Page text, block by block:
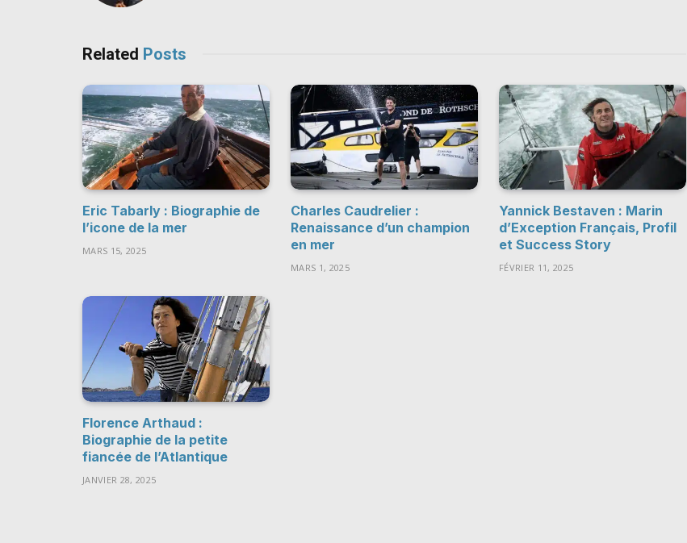
Related Posts
Eric Tabarly : Biographie de
l’icone de la mer
MARS 15, 2025
Charles Caudrelier :
Renaissance d’un champion
en mer
MARS 1, 2025
Yannick Bestaven : Marin
d’Exception Français, Profil
et Success Story
FÉVRIER 11, 2025
Florence Arthaud :
Biographie de la petite
fiancée de l’Atlantique
JANVIER 28, 2025